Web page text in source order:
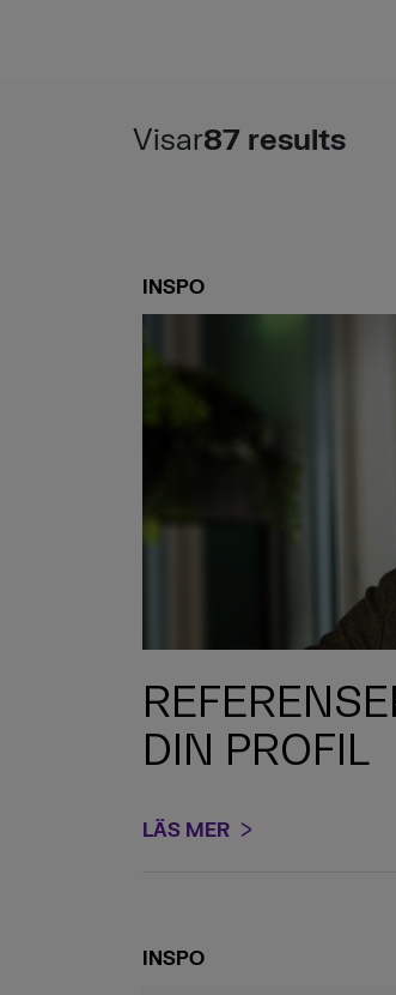
Visar87 results
INSPO
DIN PROFIL
LÄS MER
INSPO